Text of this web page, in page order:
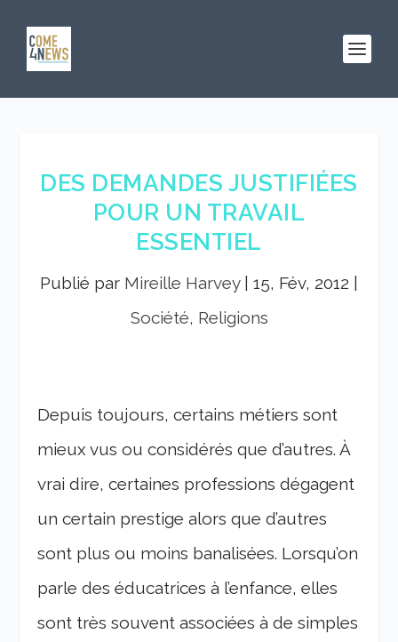
DES DEMANDES JUSTIFIÉES
POUR UN TRAVAIL
ESSENTIEL
Publié par Mireille Harvey| 15, Fév, 2012
Société, Religions
Depuis toujours, certains métiers sont
mieux vus ou considérés que d’autres. À
vrai dire, certaines professions dégagent
un certain prestige alors que d’autres
sont plus ou moins banalisées. Lorsqu’on
parle des éducatrices à l’enfance, elles
sont très souvent associées à de simples